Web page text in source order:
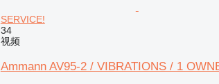
SERVICE!
34
视频
Ammann AV95-2 / VIBRATIONS / 1